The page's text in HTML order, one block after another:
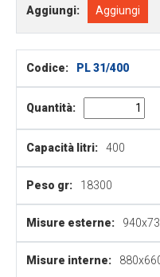
Aggiungi: Aggiungi
Codice: PL 31/400
Quantità:
Capacità litri: 400
Peso gr: 18300
Misure esterne:
Misure interne: